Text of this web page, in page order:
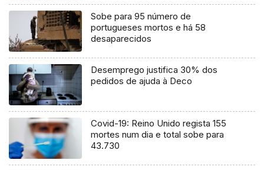
Sobe para 95 número de
portugueses mortos e há 58
desaparecidos
Desemprego justifica 30% dos
pedidos de ajuda à Deco
Covid-19: Reino Unido regista 155
mortes num dia e total sobe para
43.730